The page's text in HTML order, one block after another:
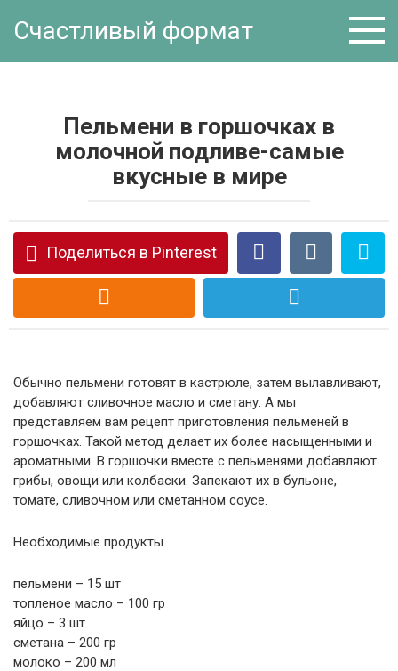
Счастливый формат
Пельмени в горшочках в
молочной подливе-самые
вкусные в мире
Поделиться в Pinterest
Обычно пельмени готовят в кастрюле, затем вылавливают,
добавляют сливочное масло и сметану. А мы
представляем вам рецепт приготовления пельменей в
горшочках. Такой метод делает их более насыщенными и
ароматными. В горшочки вместе с пельменями добавляют
грибы, овощи или колбаски. Запекают их в бульоне,
томате, сливочном или сметанном соусе.
Необходимые продукты
пельмени – 15 шт
топленое масло – 100 гр
яйцо – 3 шт
сметана – 200 гр
молоко – 200 мл